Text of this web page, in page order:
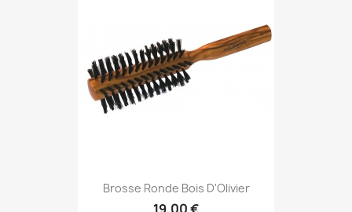
Brosse Ronde Bois D'Olivier